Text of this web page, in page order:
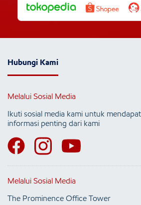
Hubungi Kami
Melalui Sosial Media
Ikuti sosial media kami untuk
informasi penting dari kami
Melalui Sosial Media
The Prominence Office Tower